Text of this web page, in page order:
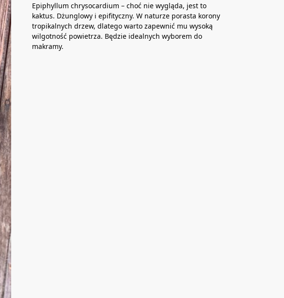
Epiphyllum chrysocardium – choć nie wygląda, jest to
kaktus. Dżunglowy i epifityczny. W naturze porasta korony
tropikalnych drzew, dlatego warto zapewnić mu wysoką
wilgotność powietrza. Będzie idealnych wyborem do
makramy.